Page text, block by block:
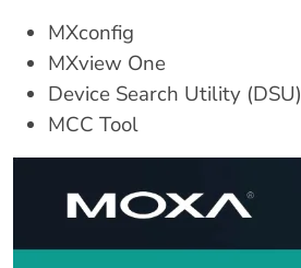
MXconfig
MXview One
Device Search Utility (DSU)
MCC Tool